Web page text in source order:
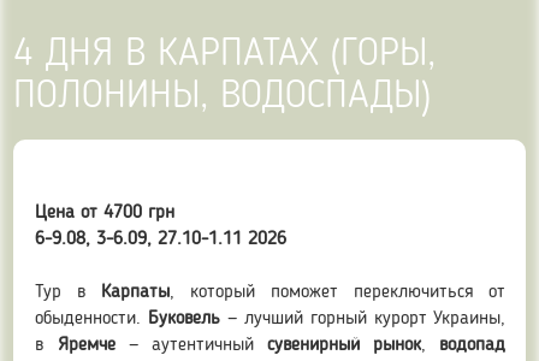
4 ДНЯ В КАРПАТАХ (ГОРЫ,
ПОЛОНИНЫ, ВОДОСПАДЫ)
Цена от 4700 грн
6-9.08, 3-6.09, 27.10-1.11 2026
Тур в Карпаты, который поможет переключиться от
обыденности. Буковель — лучший горный курорт Украины,
в Яремче— аутентичныйсувенирный рынок, водопад